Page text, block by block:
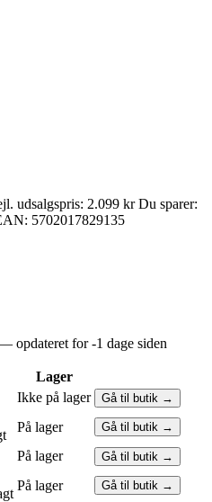
udsalgspris: 2.099 kr Du sparer:
5702017829135
opdateret for -1 dage siden
Lager
Ikke på lager Gå til butik →
På lager Gå til butik →
På lager Gå til butik →
På lager Gå til butik →